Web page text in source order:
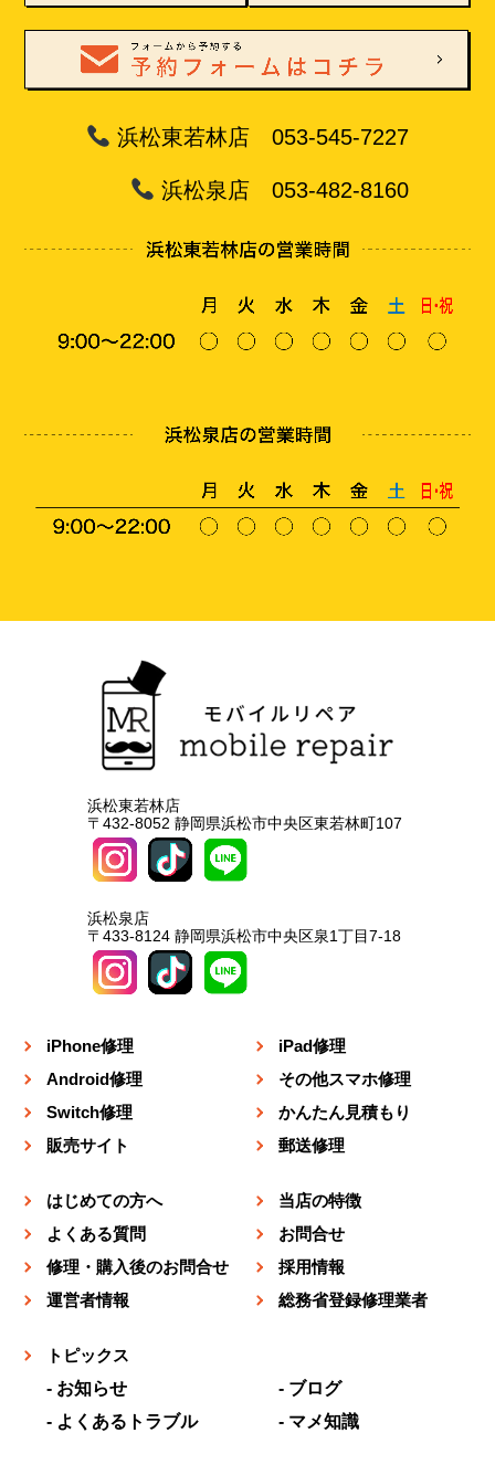
浜松東若林店 053-545-7227
浜松泉店 053-482-8160
浜松東若林店
〒432-8052 静岡県浜松市中央区東若林町107
浜松泉店
〒433-8124 静岡県浜松市中央区泉1丁目7-18
iPhone修理
iPad修理
Android修理
その他スマホ修理
Switch修理
かんたん見積もり
販売サイト
郵送修理
はじめての方へ
当店の特徴
よくある質問
お問合せ
修理・購入後のお問合せ
採用情報
運営者情報
総務省登録修理業者
トピックス
お知らせ
ブログ
よくあるトラブル
マメ知識